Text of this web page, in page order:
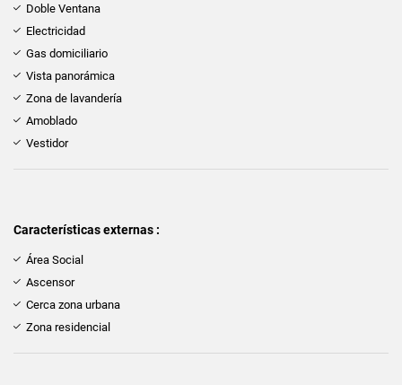
Doble Ventana
Electricidad
Gas domiciliario
Vista panorámica
Zona de lavandería
Amoblado
Vestidor
Características externas :
Área Social
Ascensor
Cerca zona urbana
Zona residencial